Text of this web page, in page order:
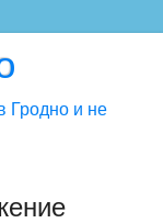
Гродно и не